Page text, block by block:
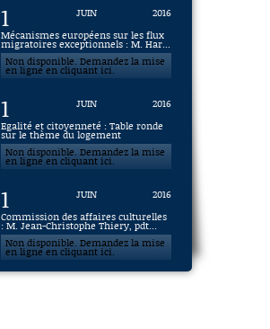
1 JUIN
2016
Mécanismes européens sur les flux
migratoires exceptionnels : M. Har...
Non disponible. Demandez la mise
en ligne en cliquant ici.
1 JUIN
2016
Egalité et citoyenneté : Table ronde
sur le thème du logement
Non disponible. Demandez la mise
en ligne en cliquant ici.
1 JUIN
2016
Commission des affaires culturelles
: M. Jean-Christophe Thiery, pdt...
Non disponible. Demandez la mise
en ligne en cliquant ici.